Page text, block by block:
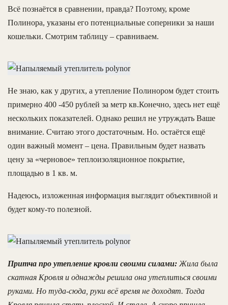
Всё познаётся в сравнении, правда? Поэтому, кроме
Полинора, указаны его потенциальные соперники за наши
кошельки. Смотрим таблицу – сравниваем.
Не знаю, как у других, а утепление Полинором будет стоить
примерно 400 -450 рублей за метр кв.Конечно, здесь нет ещё
нескольких показателей. Однако решил не утруждать Ваше
внимание. Считаю этого достаточным. Но. остаётся ещё
один важный момент – цена. Правильным будет назвать
цену за «черновое» теплоизоляционное покрытие,
площадью в 1 кв. м.
Надеюсь, изложенная информация выглядит объективной и
будет кому-то полезной.
Притча про утепление кровли своими силами: Жила была
скатная Кровля и однажды решила она утеплиться своими
руками. Но туда-сюда, руки всё время не доходят. Тогда